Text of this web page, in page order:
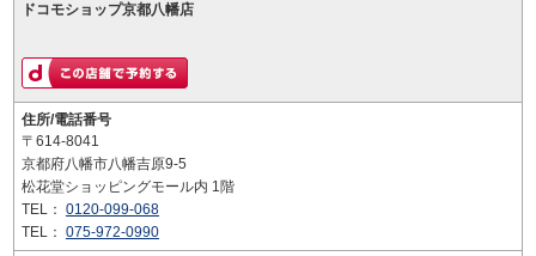
ドコモショップ京都八幡店
住所/電話番号
〒614-8041
京都府八幡市八幡吉原9-5
松花堂ショッピングモール内 1階
TEL： 0120-099-068
TEL： 075-972-0990